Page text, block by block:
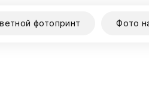
фотопринт Фото